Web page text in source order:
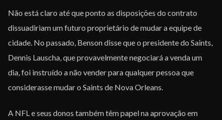
Não está claro até que ponto as disposições do contrato
dissuadiriam um futuro proprietário de mudar a equipe de
cidade. No passado, Benson disse que o presidente do Saints,
Dennis Lauscha, que provavelmente negociará a venda um
dia, foi instruído a não vender para qualquer pessoa que
considerasse mudar o Saints de Nova Orleans.
A NFL e seus donos também têm papel na aprovação em